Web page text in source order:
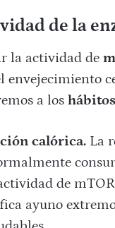
de la
la actividad de
a los
calórica. La
de
ayuno